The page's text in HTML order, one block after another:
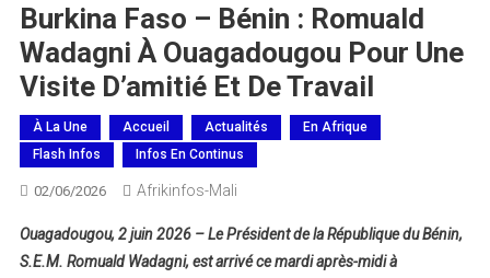
Burkina Faso – Bénin : Romuald
Wadagni À Ouagadougou Pour Une
Visite D’amitié Et De Travail
À La Une Accueil Actualités
En Afrique
Flash Infos
Infos En Continus
02/06/2026 Afrikinfos-Mali
Ouagadougou, 2 juin 2026– Le Président de la République du Bénin,
S.E.M. Romuald Wadagni, est arrivé ce mardi après-midi à